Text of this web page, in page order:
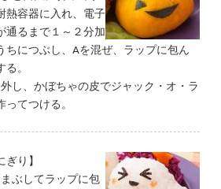
熱容器に入れ、電子
通るまで１～２分加
ちにつぶし、Aを混ぜ、ラップに包ん
。
し、かぼちゃの皮でジャック・オ・ラ
ってつける。
ぎり】
ぶしてラップに包